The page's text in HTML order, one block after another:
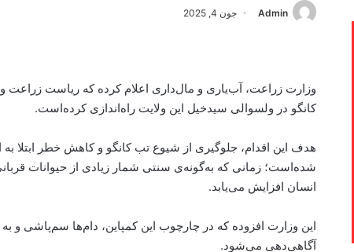
Admin جون 4, 2025
وزارت زراعت، آب‌یاری و مال‌داری اعلام کرده که ریاست زراعت
کانگو در ولسوالی سیدخیل این ولایت راه‌اندازی کرده‌است.
هدف این اقدام، جلوگیری از شیوع تب کانگو و کاهش خطر ابتلا
شده‌است؛ زمانی که به‌‌گونه‌ی سنتی شمار زیادی از حیوانات
انسان افزایش می‌یابد.
این وزارت افزوده که در چارچوب این کمپاین، دام‌ها سم‌پاشی و
آگاهی‌دهی می‌شود.